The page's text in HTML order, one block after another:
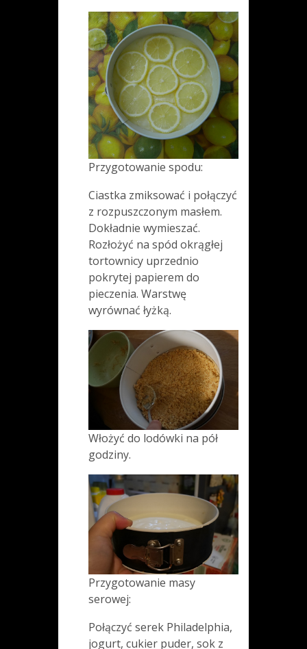
Przygotowanie spodu:
Ciastka zmiksować i połączyć
z rozpuszczonym masłem.
Dokładnie wymieszać.
Rozłożyć na spód okrągłej
tortownicy uprzednio
pokrytej papierem do
pieczenia. Warstwę
wyrównać łyżką.
Włożyć do lodówki na pół
godziny.
Przygotowanie masy
serowej:
Połączyć serek Philadelphia,
jogurt, cukier puder, sok z